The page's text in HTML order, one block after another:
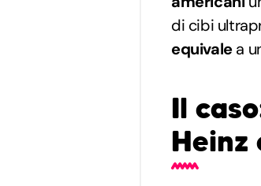
di cibi
equivalea
Il
Heinz